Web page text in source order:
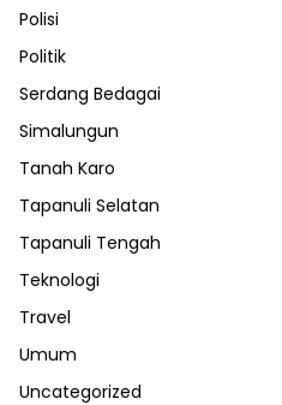
Polisi
Politik
Serdang Bedagai
Simalungun
Tanah Karo
Tapanuli Selatan
Tapanuli Tengah
Teknologi
Travel
Umum
Uncategorized